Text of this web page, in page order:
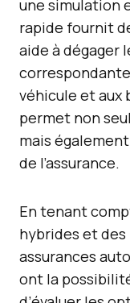
une simulation
rapide fournit
aide à dégager
véhicule et aux
permet non
mais
de l’assurance.
En tenant
hybrides et
assurances
ont la